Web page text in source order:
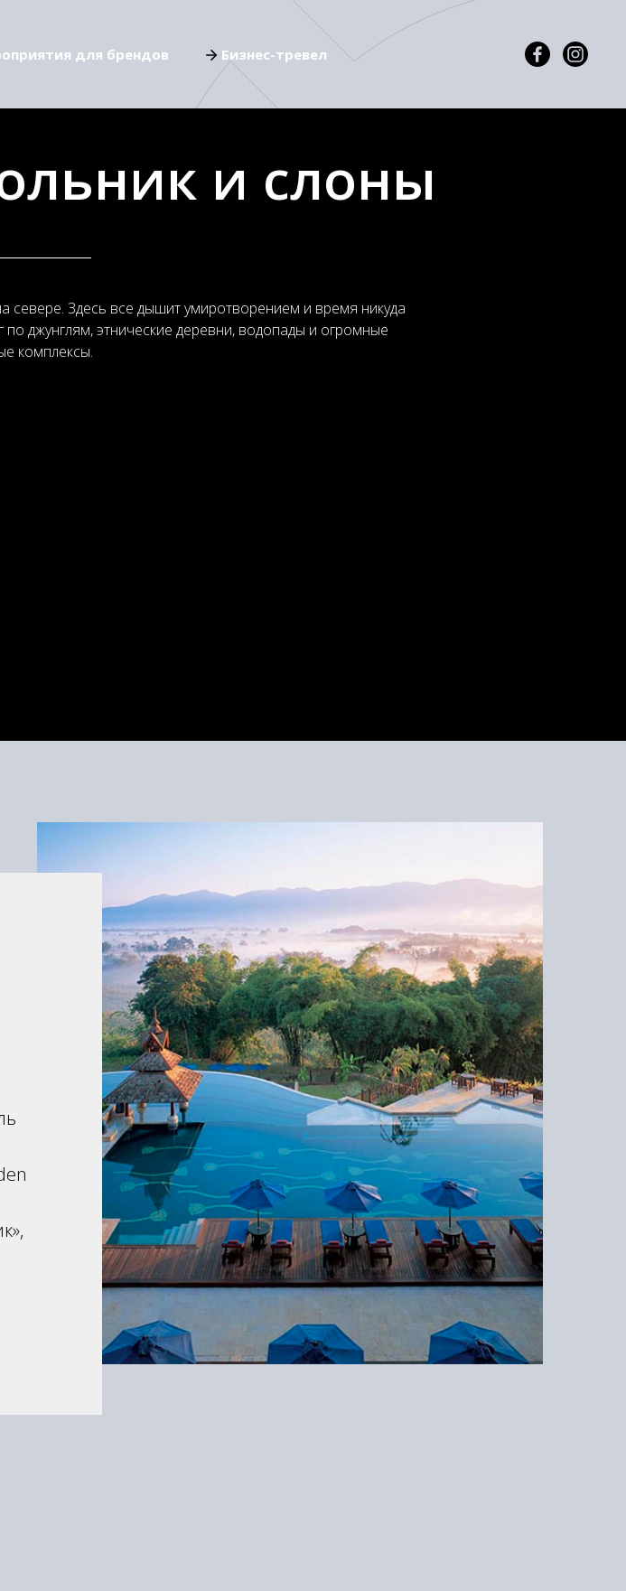
Бизнес-тревел
для брендов
и слоны
севере. Здесь все дышит умиротворением и время никуда
джунглям, этнические деревни, водопады и огромные
комплексы.